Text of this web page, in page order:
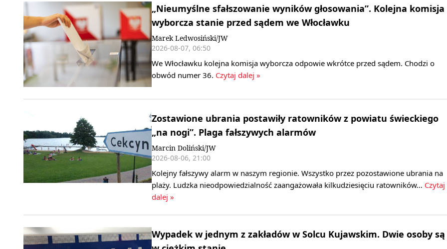
„Nieumyślne sfałszowanie wyników głosowania”. Kolejna komisja
wyborcza stanie przed sądem we Włocławku
Marek Ledwosiński/JW
2026-08-07, 06:50
We Włocławku kolejna komisja wyborcza odpowie wkrótce przed sądem. Chodzi o
obwód numer 36. Czytaj dalej »
Zostawione ubrania postawiły ratowników z powiatu świeckiego
„na nogi”. Plaga fałszywych alarmów
Marcin Doliński/JW
2026-08-06, 21:00
Kolejny fałszywy alarm w naszym regionie. Wszystko przez pozostawione ubrania na
plaży. Ludzka nieodpowiedzialność zaangażowała kilkudziesięciu ratowników… Czytaj
dalej »
Wypadek w jednym z zakładów w Solcu Kujawskim. Dwie osoby są